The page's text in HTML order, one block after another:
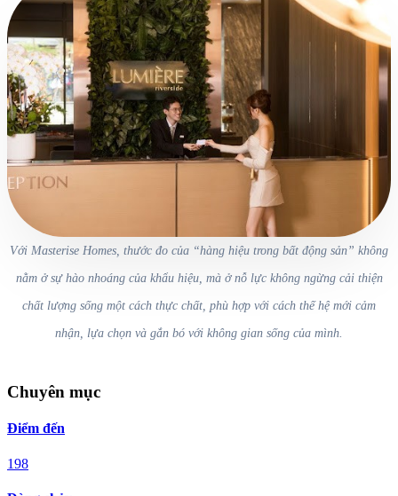
Với Masterise Homes, thước đo của “hàng hiệu trong bất động sản” không
nằm ở sự hào nhoáng của khẩu hiệu, mà ở nỗ lực không ngừng cải thiện
chất lượng sống một cách thực chất, phù hợp với cách thế hệ mới cảm
nhận, lựa chọn và gắn bó với không gian sống của mình.
Chuyên mục
Điểm đến
198